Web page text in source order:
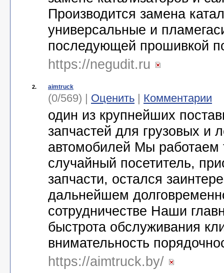
Производится замена
универсальные и
последующей прошивкой
https://negudit.ru
2. aimtruck
(0/569) | Оценить | Комментарии
один из крупнейших
запчастей для грузовых и
автомобилей Мы работаем
случайный посетитель,
запчасти, остался
дальнейшем
сотрудничестве Наши
быстрота обслуживания
внимательность
https://aimtruck.by/